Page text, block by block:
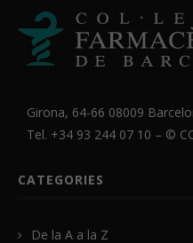
Girona, 64-66 08009
Tel. +34 93 244 07 10 – ©
CATEGORIES
De la A a la Z